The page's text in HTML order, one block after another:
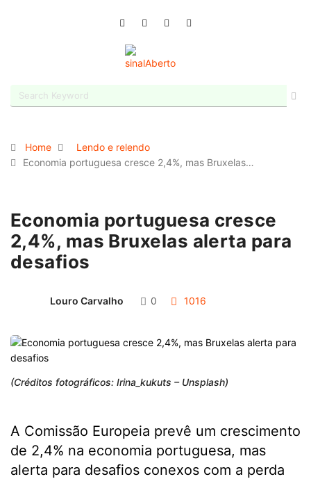
Home
Lendo e relendo
Economia portuguesa cresce 2,4%, mas Bruxelas…
Economia portuguesa cresce
2,4%, mas Bruxelas alerta para
desafios
Louro Carvalho 0 1016
(Créditos fotográficos: Irina_kukuts – Unsplash)
A Comissão Europeia prevê um crescimento
de 2,4% na economia portuguesa, mas
alerta para desafios conexos com a perda